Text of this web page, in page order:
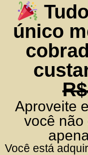
único
Aproveite
você não
Você está